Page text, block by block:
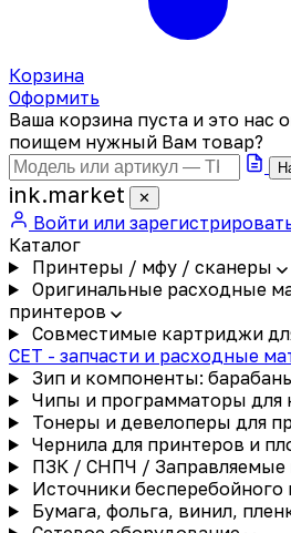
Корзина
Оформить
Ваша корзина пуста и это нас
поищем нужный Вам товар?
ink.market ✕
Войти или
Каталог
Принтеры / мфу / сканеры
Оригинальные расходные
принтеров
Совместимые картриджи
CET - запчасти и расходные
Зип и компоненты:
Чипы и программаторы для
Тонеры и девелоперы для
Чернила для принтеров и
ПЗК / СНПЧ / Заправляемые
Источники бесперебойного
Бумага, фольга, винил,